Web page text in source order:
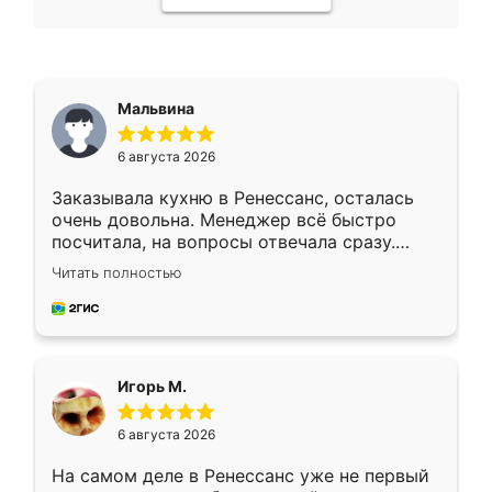
Мальвина
6 августа 2026
Заказывала кухню в Ренессанс, осталась
очень довольна. Менеджер всё быстро
посчитала, на вопросы отвечала сразу.
Замерщик приехал в субботу, подошёл к
делу со всей ответственностью. Собрали
за день, ребята работали аккуратно, даже
Читать полностью
Игорь М.
6 августа 2026
На самом деле в Ренессанс уже не первый